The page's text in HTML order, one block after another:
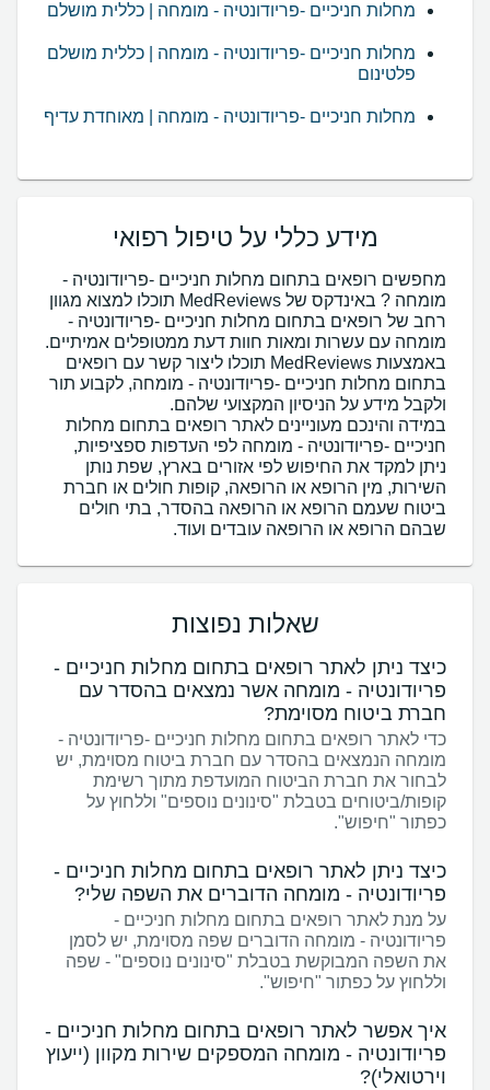
מחלות חניכיים -פריודונטיה - מומחה | כללית מושלם
מחלות חניכיים -פריודונטיה - מומחה | כללית מושלם
פלטינום
מחלות חניכיים -פריודונטיה - מומחה | מאוחדת עדיף
מידע כללי על טיפול רפואי
מחפשים רופאים בתחום מחלות חניכיים -פריודונטיה -
מומחה ? באינדקס של MedReviews תוכלו למצוא מגוון
רחב של רופאים בתחום מחלות חניכיים -פריודונטיה -
באמצעות MedReviews תוכלו ליצור קשר עם רופאים
בתחום מחלות חניכיים -פריודונטיה - מומחה, לקבוע תור
במידה והינכם מעוניינים לאתר רופאים בתחום מחלות
חניכיים -פריודונטיה - מומחה לפי העדפות ספציפיות,
ניתן למקד את החיפוש לפי אזורים בארץ, שפת נותן
השירות, מין הרופא או הרופאה, קופות חולים או חברת
ביטוח שעמם הרופא או הרופאה בהסדר, בתי חולים
שבהם הרופא או הרופאה עובדים ועוד.
שאלות נפוצות
כיצד ניתן לאתר רופאים בתחום מחלות חניכיים -
פריודונטיה - מומחה אשר נמצאים בהסדר עם
חברת ביטוח מסוימת?
כדי לאתר רופאים בתחום מחלות חניכיים -פריודונטיה -
מומחה הנמצאים בהסדר עם חברת ביטוח מסוימת, יש
לבחור את חברת הביטוח המועדפת מתוך רשימת
קופות/ביטוחים בטבלת "סינונים נוספים" וללחוץ על
כפתור "חיפוש".
כיצד ניתן לאתר רופאים בתחום מחלות חניכיים -
פריודונטיה - מומחה הדוברים את השפה שלי?
על מנת לאתר רופאים בתחום מחלות חניכיים -
פריודונטיה - מומחה הדוברים שפה מסוימת, יש לסמן
את השפה המבוקשת בטבלת "סינונים נוספים" - שפה
וללחוץ על כפתור "חיפוש".
איך אפשר לאתר רופאים בתחום מחלות חניכיים -
פריודונטיה - מומחה המספקים שירות מקוון (ייעוץ
וירטואלי)?